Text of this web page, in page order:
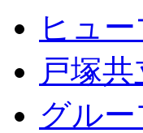
ヒュ
戸塚
グル